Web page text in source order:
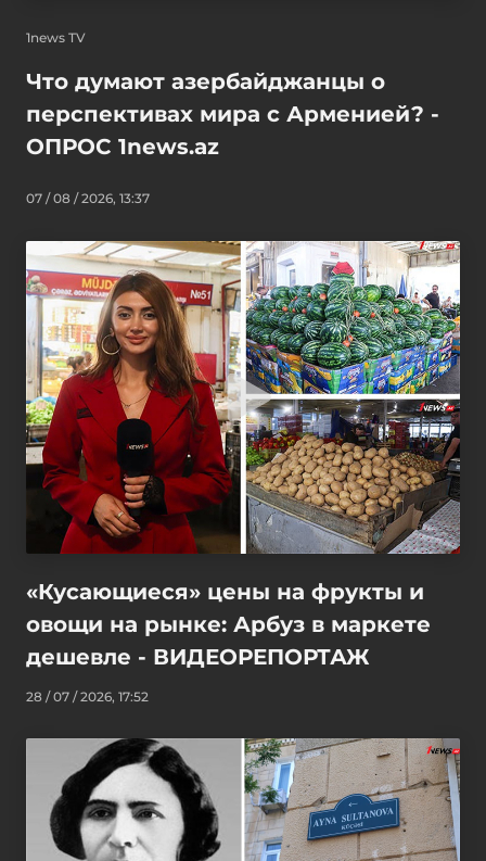
1news TV
Что думают азербайджанцы о
перспективах мира с Арменией? -
ОПРОС 1news.az
07 / 08 / 2026, 13:37
«Кусающиеся» цены на фрукты и
овощи на рынке: Арбуз в маркете
дешевле - ВИДЕОРЕПОРТАЖ
28 / 07 / 2026, 17:52